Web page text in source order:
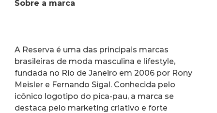
Sobre a marca
A Reserva é uma das principais marcas
brasileiras de moda masculina e lifestyle,
fundada no Rio de Janeiro em 2006 por Rony
Meisler e Fernando Sigal. Conhecida pelo
icônico logotipo do pica-pau, a marca se
destaca pelo marketing criativo e forte